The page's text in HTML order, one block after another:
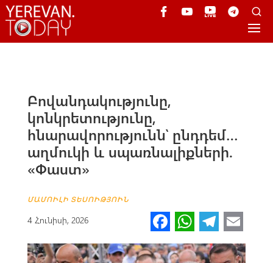
Բովանդակությունը,
կոնկրետությունը,
հնարավորությունն՝ ընդդեմ…
աղմուկի և սպառնալիքների.
«Փաստ»
ՄԱՄՈՒԼԻ ՏԵՍՈՒԹՅՈՒՆ
4 Հունիսի, 2026 Fa
ce
W
h
Te
le m